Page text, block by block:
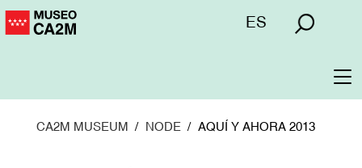
Skip
to
Menú
ES
CA2M MUSEUM NODE AQUÍ Y AHORA 2013